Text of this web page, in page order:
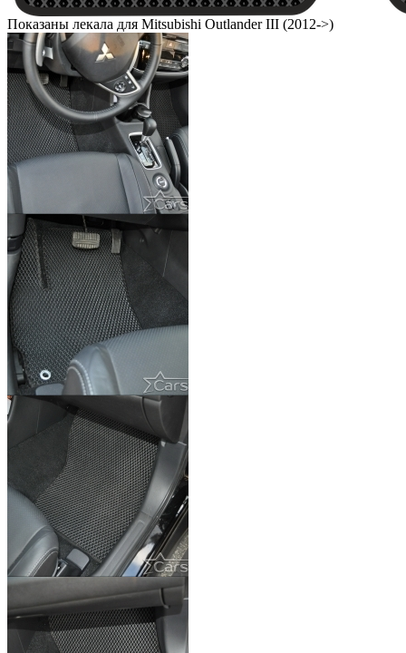
Показаны лекала для Mitsubishi Outlander III (2012->)